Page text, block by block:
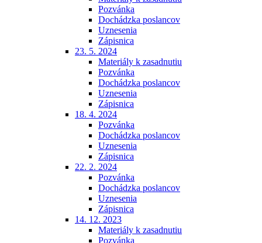
Pozvánka
Dochádzka poslancov
Uznesenia
Zápisnica
23. 5. 2024
Materiály k zasadnutiu
Pozvánka
Dochádzka poslancov
Uznesenia
Zápisnica
18. 4. 2024
Pozvánka
Dochádzka poslancov
Uznesenia
Zápisnica
22. 2. 2024
Pozvánka
Dochádzka poslancov
Uznesenia
Zápisnica
14. 12. 2023
Materiály k zasadnutiu
Pozvánka